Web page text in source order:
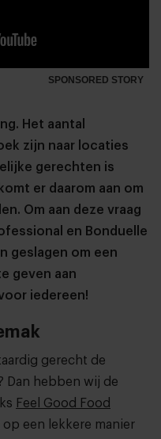
SPONSORED STORY
Het aantal
zijn naar locaties
gerechten is
er daarom aan om
Om aan deze vraag
en Bonduelle
geslagen om een
geven aan
iedereen!
gerecht de
Dan hebben wij de
Feel Good Food
op een lekkere manier